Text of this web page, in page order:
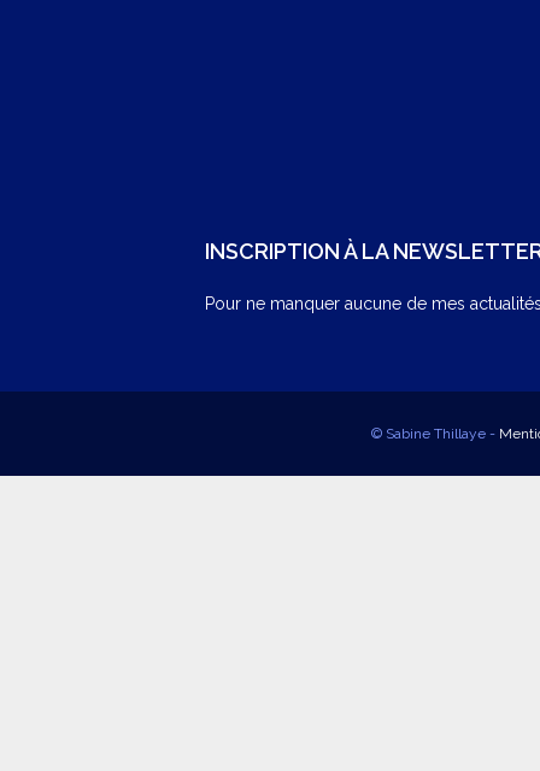
INSCRIPTION À LA
Pour ne manquer aucune de mes
© Sabine Thillaye -